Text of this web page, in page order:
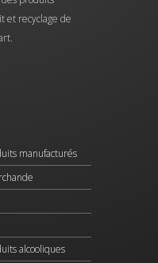
et recyclage de
manufacturés
alcooliques